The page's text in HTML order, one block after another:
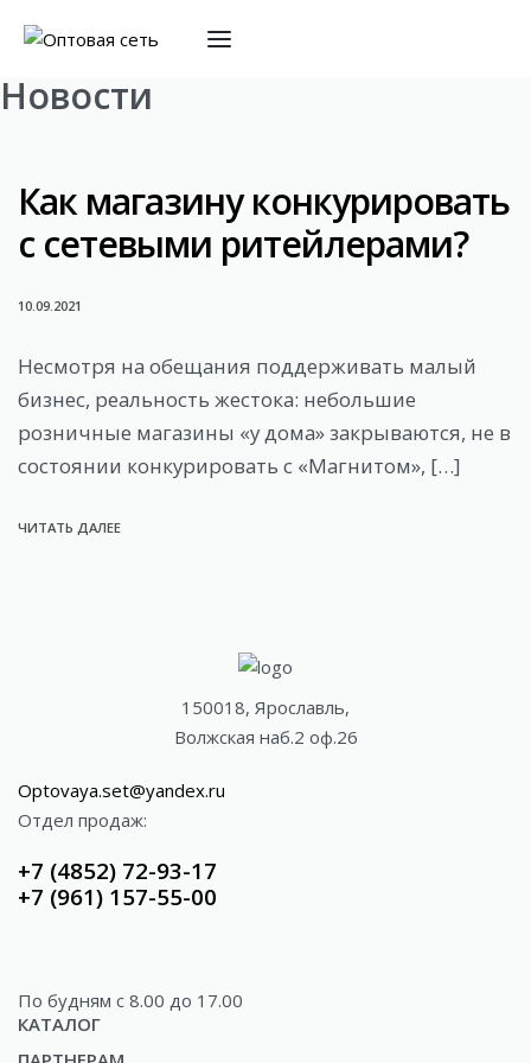
Новости
Как магазину конкурировать
с сетевыми ритейлерами?
10.09.2021
Несмотря на обещания поддерживать малый
бизнес, реальность жестока: небольшие
розничные магазины «у дома» закрываются, не в
состоянии конкурировать с «Магнитом», […]
ЧИТАТЬ ДАЛЕЕ
150018, Ярославль,
Волжская наб.2 оф.26
Optovaya.set@yandex.ru
Отдел продаж:
+7 (4852) 72-93-17
+7 (961) 157-55-00
По будням c 8.00 до 17.00
КАТАЛОГ